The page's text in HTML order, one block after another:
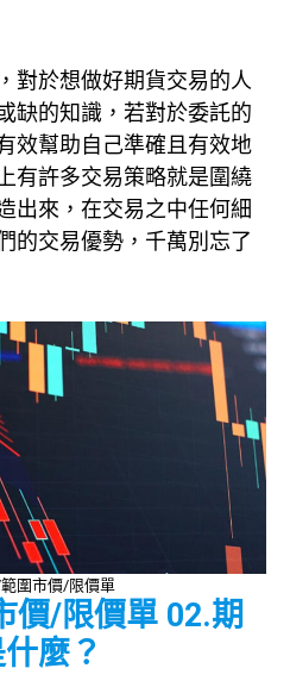
對於想做好期貨交易的人
缺的知識，若對於委託的
效幫助自己準確且有效地
有許多交易策略就是圍繞
出來，在交易之中任何細
的交易優勢，千萬別忘了
圍市價/限價單
價/限價單 02.期
麼？